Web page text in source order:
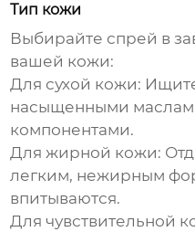
Тип кожи
Выбирайте спрей в
вашей кожи:
Для сухой кожи:
насыщенными
компонентами.
Для жирной кожи:
легким, нежирным
впитываются.
Для чувствительной